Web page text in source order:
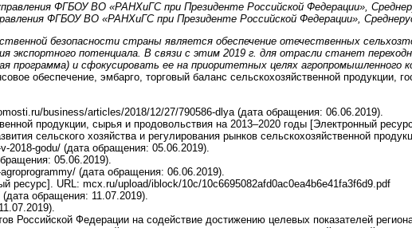
ФГБОУ ВО «РАНХиГС при Президенте Российской Федерации»,
ФГБОУ ВО «РАНХиГС при Президенте Российской Федерации»,
безопасности страны является обеспечение отечественных
экспортного потенциала. В связи с этим 2019 г. для отрасли станет
программа) и сфокусировать ее на приоритетных целях агропромышленного
обеспечение, эмбарго, торговый баланс сельскохозяйственной продукции,
business/articles/2018/12/27/790586-dlya (дата обращения: 06.06.2019).
продукции, сырья и продовольствия на 2013–2020 годы [Электронный
сельского хозяйства и регулирования рынков сельскохозяйственной
2018-godu/ (дата обращения: 05.06.2019).
05.06.2019).
(дата обращения: 06.06.2019).
ресурс]. URL: mcx.ru/upload/iblock/10c/10c6695082afd0ac0ea4b6e41fa3f6d9.pdf
обращения: 11.07.2019).
Федерации на содействие достижению целевых показателей